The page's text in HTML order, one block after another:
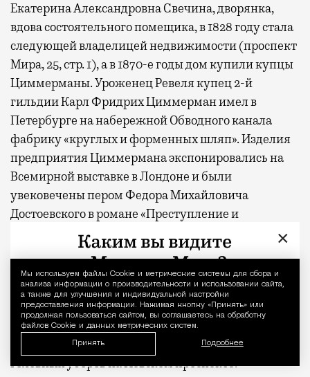
Уведомление
Мы используем файлы Сookie и метрические системы для сбора и
анализа информации о производительности и использовании сайта,
а также для улучшения и индивидуальной настройки
предоставления информации. Нажимая кнопку «Принять» или
продолжая пользоваться сайтом, вы соглашаетесь на обработку
файлов Cookie и данных метрических систем.
Принять Подробнее
Екатерина Александровна Свечина, дворянка,
вдова состоятельного помещика, в 1828 году стала
следующей владелицей недвижимости (проспект
Мира, 25, стр. 1), а в 1870-е годы дом купили купцы
Циммерманы. Уроженец Ревеля купец 2-й
гильдии Карл Фридрих Циммерман имел в
Петербурге на набережной Обводного канала
фабрику «круглых и форменных шляп». Изделия
предприятия Циммермана экспонировались на
Всемирной выставке в Лондоне и были
увековечены пером Федора Михайловича
Достоевского в романе «Преступление и
наказание» при описании деталей одежды
Родиона Раскольникова: «Шляпа эта была высокая,
круглая, циммермановская, но вся уже
изношенная, совсем рыжая, вся в дырах и пятнах,
без полей и самым безобразнейшим образом
заломившаяся на сторону». Супруга Циммермана
Софья (Сюзанна) Федоровна держала магазин
головных уборов на Невском проспекте.
×